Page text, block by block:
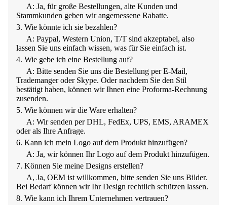
A: Ja, für große Bestellungen, alte Kunden und
Stammkunden geben wir angemessene Rabatte.
3. Wie könnte ich sie bezahlen?
A: Paypal, Western Union, T/T sind akzeptabel, also
lassen Sie uns einfach wissen, was für Sie einfach ist.
4. Wie gebe ich eine Bestellung auf?
A: Bitte senden Sie uns die Bestellung per E-Mail,
Trademanger oder Skype. Oder nachdem Sie den Stil
bestätigt haben, können wir Ihnen eine Proforma-Rechnung
zusenden.
5. Wie können wir die Ware erhalten?
A: Wir senden per DHL, FedEx, UPS, EMS, ARAMEX
oder als Ihre Anfrage.
6. Kann ich mein Logo auf dem Produkt hinzufügen?
A: Ja, wir können Ihr Logo auf dem Produkt hinzufügen.
7. Können Sie meine Designs erstellen?
A, Ja, OEM ist willkommen, bitte senden Sie uns Bilder.
Bei Bedarf können wir Ihr Design rechtlich schützen lassen.
8. Wie kann ich Ihrem Unternehmen vertrauen?